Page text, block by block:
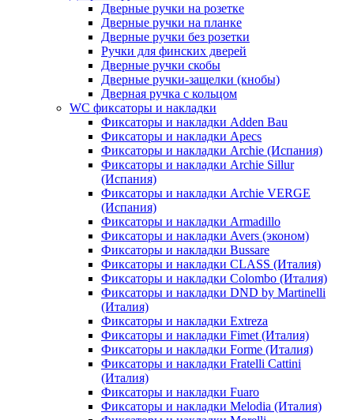
Дверные ручки на розетке
Дверные ручки на планке
Дверные ручки без розетки
Ручки для финских дверей
Дверные ручки скобы
Дверные ручки-защелки (кнобы)
Дверная ручка с кольцом
WC фиксаторы и накладки
Фиксаторы и накладки Adden Bau
Фиксаторы и накладки Apecs
Фиксаторы и накладки Archie (Испания)
Фиксаторы и накладки Archie Sillur
(Испания)
Фиксаторы и накладки Archie VERGE
(Испания)
Фиксаторы и накладки Armadillo
Фиксаторы и накладки Avers (эконом)
Фиксаторы и накладки Bussare
Фиксаторы и накладки CLASS (Италия)
Фиксаторы и накладки Colombo (Италия)
Фиксаторы и накладки DND by Martinelli
(Италия)
Фиксаторы и накладки Extreza
Фиксаторы и накладки Fimet (Италия)
Фиксаторы и накладки Forme (Италия)
Фиксаторы и накладки Fratelli Cattini
(Италия)
Фиксаторы и накладки Fuaro
Фиксаторы и накладки Melodia (Италия)